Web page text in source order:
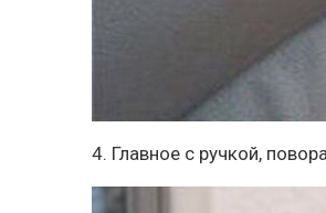
4. Главное с ручкой,